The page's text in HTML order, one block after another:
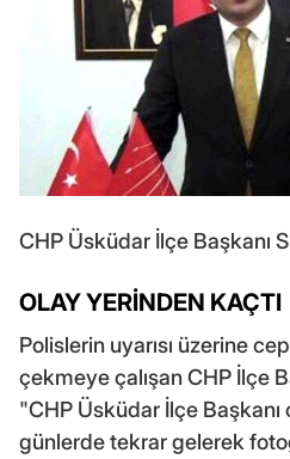
CHP Üsküdar İlçe Başkanı
OLAY YERİNDEN KAÇTI
Polislerin uyarısı üzerine
çekmeye çalışan CHP İlçe
"CHP Üsküdar İlçe
günlerde tekrar gelerek